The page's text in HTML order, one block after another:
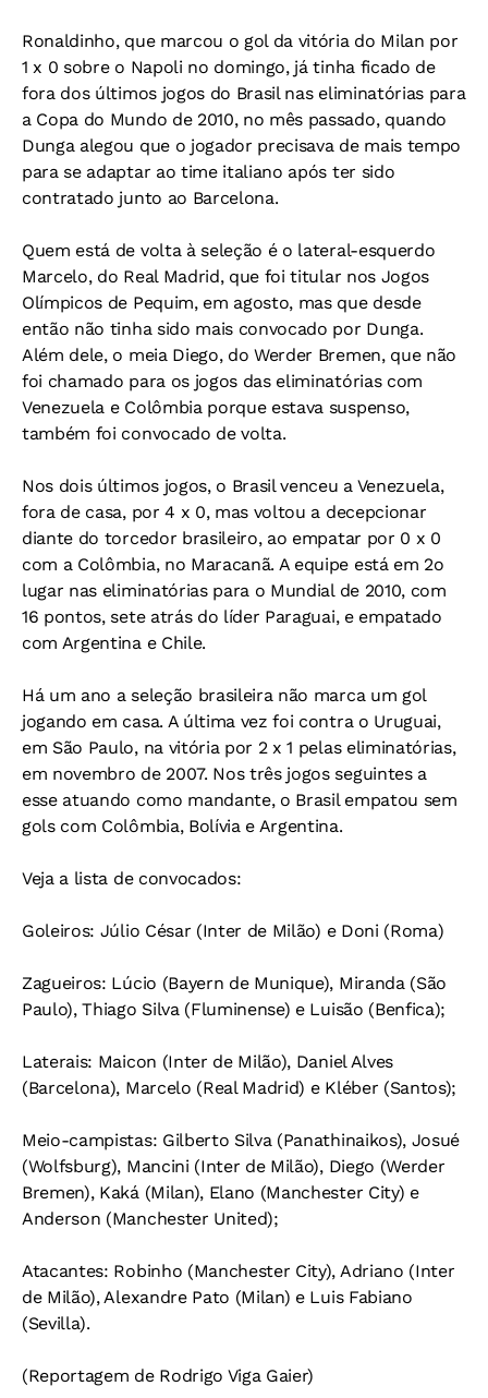
Ronaldinho, que marcou o gol da vitória do Milan por
1 x 0 sobre o Napoli no domingo, já tinha ficado de
fora dos últimos jogos do Brasil nas eliminatórias para
a Copa do Mundo de 2010, no mês passado, quando
Dunga alegou que o jogador precisava de mais tempo
para se adaptar ao time italiano após ter sido
contratado junto ao Barcelona.
Quem está de volta à seleção é o lateral-esquerdo
Marcelo, do Real Madrid, que foi titular nos Jogos
Olímpicos de Pequim, em agosto, mas que desde
então não tinha sido mais convocado por Dunga.
Além dele, o meia Diego, do Werder Bremen, que não
foi chamado para os jogos das eliminatórias com
Venezuela e Colômbia porque estava suspenso,
também foi convocado de volta.
Nos dois últimos jogos, o Brasil venceu a Venezuela,
fora de casa, por 4 x 0, mas voltou a decepcionar
diante do torcedor brasileiro, ao empatar por 0 x 0
com a Colômbia, no Maracanã. A equipe está em 2o
lugar nas eliminatórias para o Mundial de 2010, com
16 pontos, sete atrás do líder Paraguai, e empatado
com Argentina e Chile.
Há um ano a seleção brasileira não marca um gol
jogando em casa. A última vez foi contra o Uruguai,
em São Paulo, na vitória por 2 x 1 pelas eliminatórias,
em novembro de 2007. Nos três jogos seguintes a
esse atuando como mandante, o Brasil empatou sem
gols com Colômbia, Bolívia e Argentina.
Veja a lista de convocados:
Goleiros: Júlio César (Inter de Milão) e Doni (Roma)
Zagueiros: Lúcio (Bayern de Munique), Miranda (São
Paulo), Thiago Silva (Fluminense) e Luisão (Benfica);
Laterais: Maicon (Inter de Milão), Daniel Alves
(Barcelona), Marcelo (Real Madrid) e Kléber (Santos);
Meio-campistas: Gilberto Silva (Panathinaikos), Josué
(Wolfsburg), Mancini (Inter de Milão), Diego (Werder
Bremen), Kaká (Milan), Elano (Manchester City) e
Anderson (Manchester United);
Atacantes: Robinho (Manchester City), Adriano (Inter
de Milão), Alexandre Pato (Milan) e Luis Fabiano
(Sevilla).
(Reportagem de Rodrigo Viga Gaier)